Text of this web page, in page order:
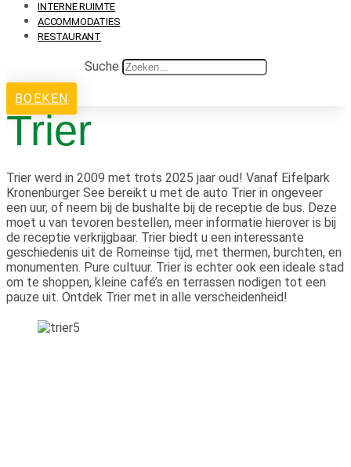
INTERNE RUIMTE
ACCOMMODATIES
RESTAURANT
Suche
BOEKEN
Trier
Trier werd in 2009 met trots 2025 jaar oud! Vanaf Eifelpark
Kronenburger See bereikt u met de auto Trier in ongeveer
een uur, of neem bij de bushalte bij de receptie de bus. Deze
moet u van tevoren bestellen, meer informatie hierover is bij
de receptie verkrijgbaar. Trier biedt u een interessante
geschiedenis uit de Romeinse tijd, met thermen, burchten, en
monumenten. Pure cultuur. Trier is echter ook een ideale stad
om te shoppen, kleine café’s en terrassen nodigen tot een
pauze uit. Ontdek Trier met in alle verscheidenheid!